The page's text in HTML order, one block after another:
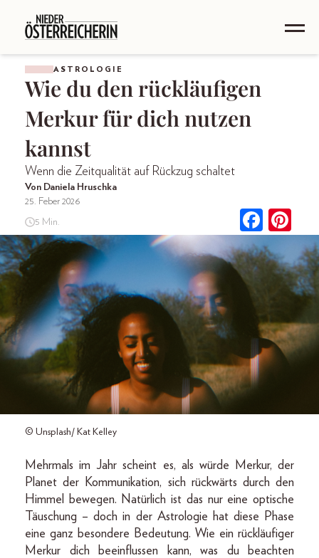
ASTROLOGIE
Wie du den rückläufigen
Merkur für dich nutzen
kannst
Wenn die Zeitqualität auf Rückzug schaltet
Von Daniela Hruschka
25. Feber 2026
5 Min.
© Unsplash/ Kat Kelley
Mehrmals im Jahr scheint es, als würde Merkur, der
Planet der Kommunikation, sich rückwärts durch den
Himmel bewegen. Natürlich ist das nur eine optische
Täuschung – doch in der Astrologie hat diese Phase
eine ganz besondere Bedeutung. Wie ein rückläufiger
Merkur dich beeinflussen kann, was du beachten